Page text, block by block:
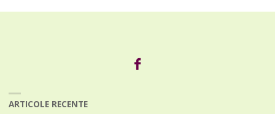
NOI
ARTICOLE RECENTE